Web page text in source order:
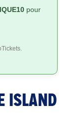
pour
ISLAND